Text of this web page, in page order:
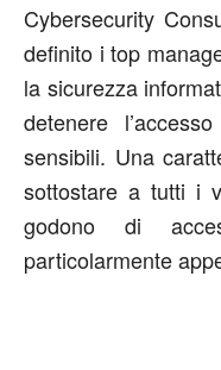
Cybersecurity
definito i top
la sicurezza
detenere
sensibili. Una
sottostare a tutti i
godono di
particolarmente